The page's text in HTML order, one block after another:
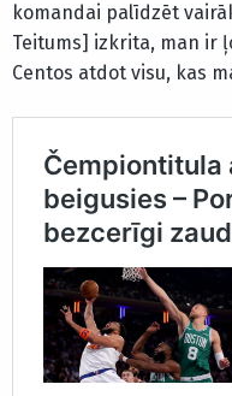
komandai palīdzēt
Teitums] izkrita, man ir
Centos atdot visu, kas